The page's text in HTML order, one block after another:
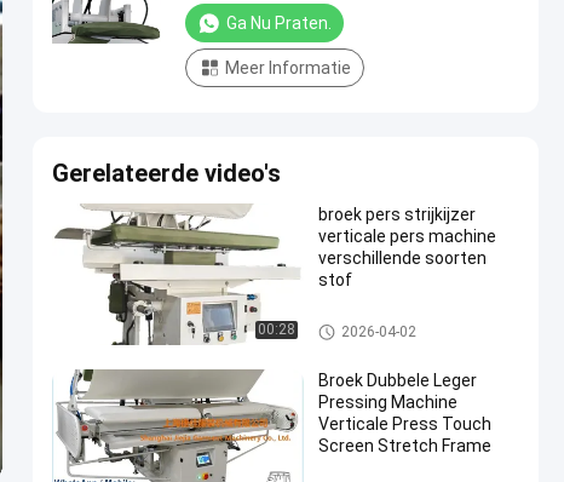
Ga Nu Praten.
Meer Informatie
Gerelateerde video's
00:28
broek pers strijkijzer
verticale pers machine
verschillende soorten
stof
Broek Dringende Machine
2026-04-02
Broek Dubbele Leger
Pressing Machine
Verticale Press Touch
Screen Stretch Frame